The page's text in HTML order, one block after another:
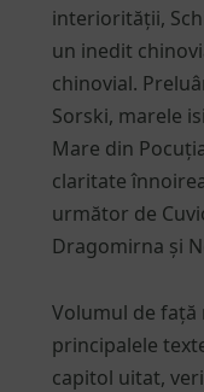
interiorității,
un inedit
chinovial.
Sorski, marele
Mare din
claritate
următor de
Dragomirna și
Volumul de
principalele
capitol uitat,